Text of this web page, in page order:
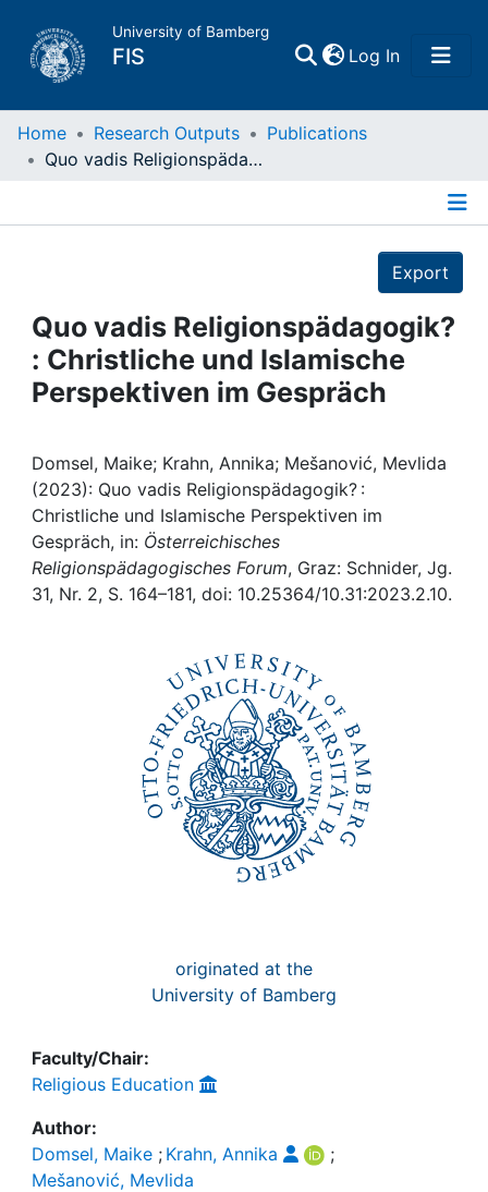
University of Bamberg
FIS Log In(current)
Home
Projects
People
Awards
My FIS
Help
Home Research Outputs
Publications
Quo vadis Religionspädagogik? : Christliche und Islamische Perspektiven im Gespräch
Export
Quo vadis Religionspädagogik?
: Christliche und Islamische
Perspektiven im Gespräch
Domsel, Maike; Krahn, Annika; Mešanović, Mevlida
(2023): Quo vadis Religionspädagogik? :
Christliche und Islamische Perspektiven im
Gespräch, in: Österreichisches
Religionspädagogisches Forum, Graz: Schnider, Jg.
31, Nr. 2, S. 164–181, doi: 10.25364/10.31:2023.2.10.
originated at the
University of Bamberg
Faculty/Chair:
Religious Education
Author:
Domsel, Maike ; Krahn, Annika
;
Mešanović, Mevlida